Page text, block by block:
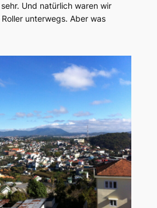
Und natürlich waren wir
unterwegs. Aber was